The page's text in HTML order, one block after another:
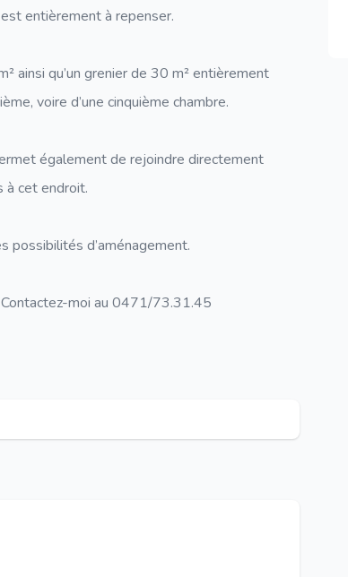
entièrement à repenser.
ainsi qu’un grenier de 30 m² entièrement
voire d’une cinquième chambre.
également de rejoindre directement
à cet endroit.
possibilités d’aménagement.
Contactez-moi au 0471/73.31.45